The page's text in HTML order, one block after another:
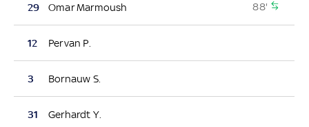
29 Omar Marmoush 88'
12 Pervan P.
3 Bornauw S.
31 Gerhardt Y.